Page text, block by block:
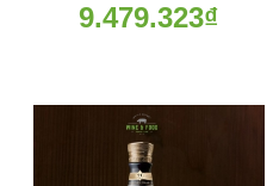
9.479.323₫